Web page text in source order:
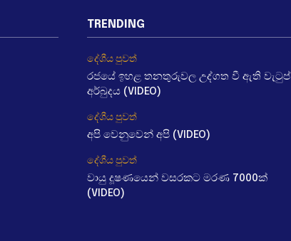
TRENDING
දේශීය පුවත්
රජයේ ඉහළ තනතුරුවල උද්ගත වී ඇති වැටුප්
අර්බුදය (VIDEO)
දේශීය පුවත්
අපි වෙනුවෙන් අපි (VIDEO)
දේශීය පුවත්
වායු දූෂණයෙන් වසරකට මරණ 7000ක්
(VIDEO)